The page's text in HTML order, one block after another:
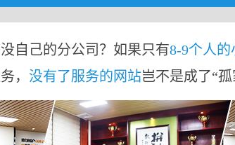
自己的分公司？如果只有8-9个人的
， 没有了服务的网站岂不是成了“孤